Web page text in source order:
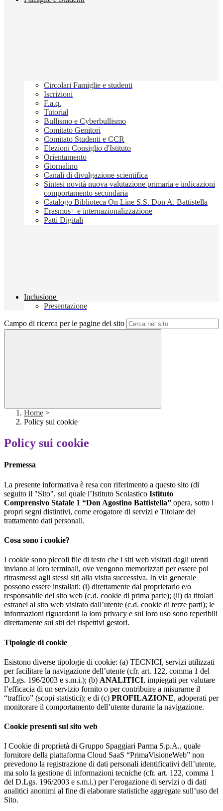
Circolari Famiglie e studenti
Iscrizioni
F.a.q.
Tutorial
Bullismo e Cyberbullismo
Comitato Genitori
Comitato Studenti e CCR
Elezioni Consiglio d'Istituto
Orientamento
Giornalino
Canali di divulgazione scientifica
Sintesi novità nuova valutazione primaria e indicazioni
comportamento secondaria
Catalogo Biblioteca On Line S.S. Don A. Battistella
Erasmus+ e internazionalizzazione
Patti Digitali
Inclusione
Presentazione
Campo di ricerca per le pagine del sito
Home >
Policy sui cookie
Policy sui cookie
Premessa
La presente informativa è resa con riferimento a questo sito (di
seguito il "Sito", sul quale l’Istituto Scolastico Istituto
Comprensivo Statale 1 “Don Agostino Battistella” opera, sotto i
propri segni distintivi, come erogatore di servizi e Titolare del
trattamento dati personali.
Cosa sono i cookie?
I cookie sono piccoli file di testo che i siti web visitati dagli utenti
inviano ai loro terminali, ove vengono memorizzati per essere poi
ritrasmessi agli stessi siti alla visita successiva. In via generale
possono essere installati: (i) direttamente dal proprietario e/o
responsabile del sito web (c.d. cookie di prima parte); (ii) da titolari
estranei al sito web visitato dall’utente (c.d. cookie di terze parti); le
informazioni riguardanti la loro privacy e sul loro uso sono reperibili
direttamente sui siti dei rispettivi gestori.
Tipologie di cookie
Esistono diverse tipologie di cookie: (a) TECNICI, servizi utilizzati
per facilitare la navigazione dell’utente (cfr. art. 122, comma 1 del
D.Lgs. 196/2003 e s.m.i.); (b) ANALITICI, impiegati per valutare
l’efficacia di un servizio fornito o per contribuire a misurarne il
“traffico” (scopi statistici); e di (c) PROFILAZIONE, adoperati per
monitorare il comportamento dell’utente durante la navigazione.
Cookie presenti sul sito web
I Cookie di proprietà di Gruppo Spaggiari Parma S.p.A., quale
fornitore della piattaforma Cloud SaaS “PrimaVisioneWeb” non
prevedono la registrazione di dati personali identificativi dell’utente,
ma solo la gestione di informazioni tecniche (cfr. art. 122, comma 1
del D.Lgs. 196/2003 e s.m.i.) per l’erogazione di servizi o di dati
analitici anonimi al fine di elaborare statistiche aggregate sull’uso del
Sito.